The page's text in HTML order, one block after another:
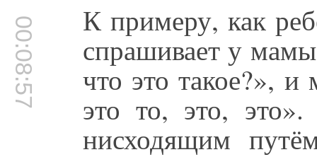
00:08:57 К примеру, как
спрашивает у
что это такое?»,
это то, это,
нисходящим